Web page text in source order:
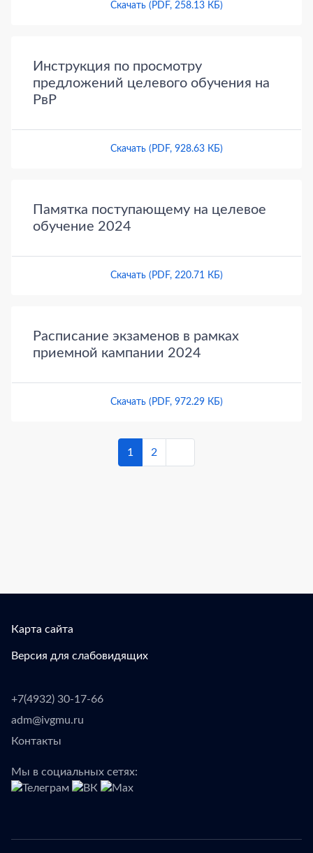
Скачать (PDF, 258.13 КБ)
Инструкция по просмотру
предложений целевого обучения на
РвР
Скачать (PDF, 928.63 КБ)
Памятка поступающему на целевое
обучение 2024
Скачать (PDF, 220.71 КБ)
Расписание экзаменов в рамках
приемной кампании 2024
Скачать (PDF, 972.29 КБ)
1 2
Карта сайта
Версия для слабовидящих
+7(4932) 30-17-66
adm@ivgmu.ru
Контакты
Мы в социальных сетях: